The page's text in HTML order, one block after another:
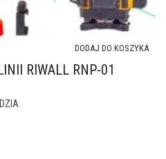
RIWALL RNP-01
DODAJ DO KOSZYKA